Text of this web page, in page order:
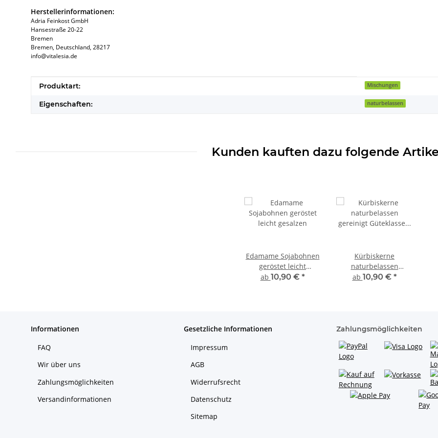
Herstellerinformationen:
Adria Feinkost GmbH
Hansestraße 20-22
Bremen
Bremen, Deutschland, 28217
info@vitalesia.de
Produkteigenschaft
Wert
Produktart: Mischungen
Eigenschaften: naturbelassen
Kunden kauften dazu folgende
Edamame Sojabohnen
geröstet leicht
gesalzen
ab 10,90 € *
Kürbiskerne
naturbelassen
gereinigt Güteklasse
ab 10,90 € *
Informationen
FAQ
Wir über uns
Zahlungsmöglichkeiten
Versandinformationen
Gesetzliche Informationen
Impressum
AGB
Widerrufsrecht
Datenschutz
Sitemap
Zahlungsmöglichkeiten